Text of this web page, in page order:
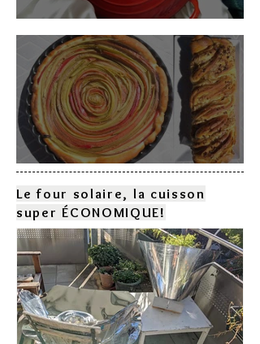
Cocotte sucrée-salée
Deux gâteaux à la rhubarbe
Le four solaire, la cuisson
super ÉCONOMIQUE!